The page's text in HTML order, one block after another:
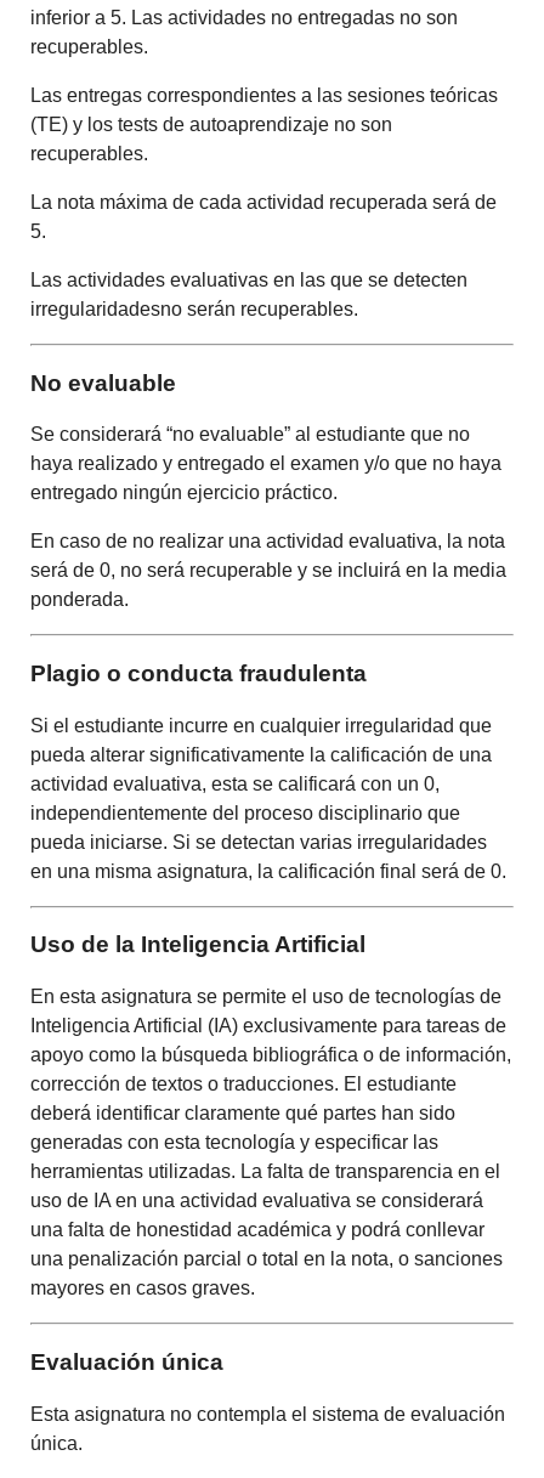
inferior a 5. Las actividades no entregadas no son
recuperables.
Las entregas correspondientes a las sesiones teóricas
(TE) y los tests de autoaprendizaje no son
recuperables.
La nota máxima de cada actividad recuperada será de
5.
Las actividades evaluativas en las que se detecten
irregularidadesno serán recuperables.
No evaluable
Se considerará “no evaluable” al estudiante que no
haya realizado y entregado el examen y/o que no haya
entregado ningún ejercicio práctico.
En caso de no realizar una actividad evaluativa, la nota
será de 0, no será recuperable y se incluirá en la media
ponderada.
Plagio o conducta fraudulenta
Si el estudiante incurre en cualquier irregularidad que
pueda alterar significativamente la calificación de una
actividad evaluativa, esta se calificará con un 0,
independientemente del proceso disciplinario que
pueda iniciarse. Si se detectan varias irregularidades
en una misma asignatura, la calificación final será de 0.
Uso de la Inteligencia Artificial
En esta asignatura se permite el uso de tecnologías de
Inteligencia Artificial (IA) exclusivamente para tareas de
apoyo como la búsqueda bibliográfica o de información,
corrección de textos o traducciones. El estudiante
deberá identificar claramente qué partes han sido
generadas con esta tecnología y especificar las
herramientas utilizadas. La falta de transparencia en el
uso de IA en una actividad evaluativa se considerará
una falta de honestidad académica y podrá conllevar
una penalización parcial o total en la nota, o sanciones
mayores en casos graves.
Evaluación única
Esta asignatura no contempla el sistema de evaluación
única.